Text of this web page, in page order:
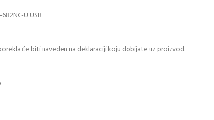
U USB
će biti naveden na deklaraciji koju dobijate uz proizvod.